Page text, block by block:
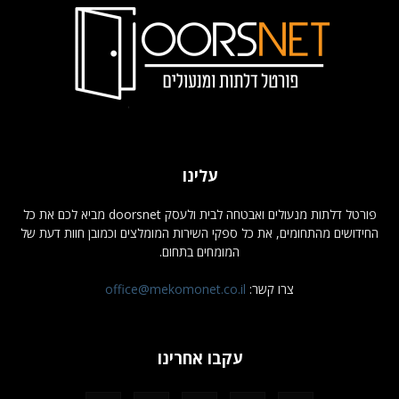
עלינו
פורטל דלתות מנעולים ואבטחה לבית ולעסק doorsnet מביא לכם את כל
החידושים מהתחומים, את כל ספקי השירות המומלצים וכמובן חוות דעת של
המומחים בתחום.
צרו קשר: office@mekomonet.co.il
עקבו אחרינו